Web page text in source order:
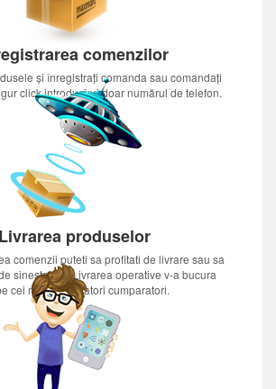
comenzilor
și înregistrați comanda sau comandați
click introducînd doar numărul de telefon.
Livrarea produselor
comenzii puteti sa profitati de livrare sau sa
sinestatator.Livrarea operative v-a bucura
cei mai nerabdatori cumparatori.